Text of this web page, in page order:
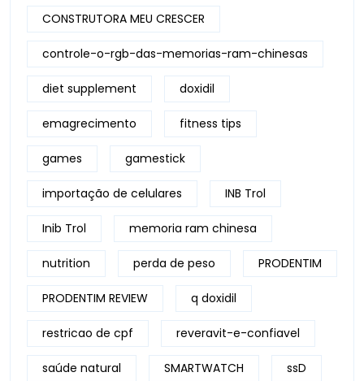
CONSTRUTORA MEU CRESCER
controle-o-rgb-das-memorias-ram-chinesas
diet supplement doxidil
emagrecimento fitness tips
games gamestick
importação de celulares INB Trol
Inib Trol memoria ram chinesa
nutrition perda de peso PRODENTIM
PRODENTIM REVIEW q doxidil
restricao de cpf reveravit-e-confiavel
saúde natural SMARTWATCH ssD